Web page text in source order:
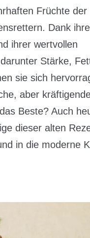
Früchte der
Dank
ihrer wertvollen
Stärke,
sie sich
aber
Beste? Auch
dieser alten
in die moderne